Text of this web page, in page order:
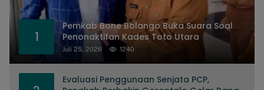
1
Pemkab Bone Bolango Buka Suara Soal
Penonaktifan Kades Toto Utara
Juli 25, 2026 1240
Evaluasi Penggunaan Senjata PCP,